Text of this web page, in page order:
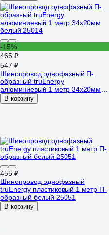
-15%
465 ₽
547 ₽
Шинопровод однофазный П-
образный truEnergy
алюминиевый 1 метр 34x20мм
белый 25014
В корзину
455 ₽
Шинопровод однофазный
truEnergy пластиковый 1 метр П-
образный белый 25051
В корзину